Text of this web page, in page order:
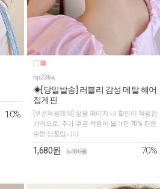
10%
hp236a
◈[당일발송] 러블리 감성 메탈 헤어
집게핀
[쿠폰적용제외] 상품 페이지 내 할인이 적용된
가격으로, 추가 쿠폰 적용이 불가한 70% 한정
수량 상품입니다.
1,680원 5,580원 70%